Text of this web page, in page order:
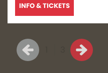
INFO & TICKETS